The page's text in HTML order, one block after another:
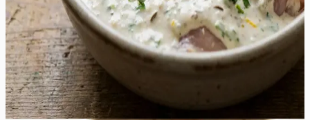
kergemat ja tervislikumat alternatiivi traditsioonilistele
äädikapõhistele marinaadidele. Valmis šašlõkk on pealt
kaunilt kuldpruun ja seest voolavalt mahlane, sobides
suurepäraselt nautimiseks koos värskete salatite või
grillitud köögiviljadega igal aiapeol.
30min
4tk